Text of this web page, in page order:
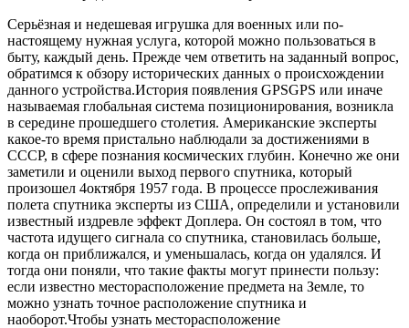
Серьёзная и недешевая игрушка для военных или по-
настоящему нужная услуга, которой можно пользоваться в
быту, каждый день. Прежде чем ответить на заданный вопрос,
обратимся к обзору исторических данных о происхождении
данного устройства.История появления GPSGPS или иначе
называемая глобальная система позиционирования, возникла
в середине прошедшего столетия. Американские эксперты
какое-то время пристально наблюдали за достижениями в
СССР, в сфере познания космических глубин. Конечно же они
заметили и оценили выход первого спутника, который
произошел 4октября 1957 года. В процессе прослеживания
полета спутника эксперты из США, определили и установили
известный издревле эффект Доплера. Он состоял в том, что
частота идущего сигнала со спутника, становилась больше,
когда он приближался, и уменьшалась, когда он удалялся. И
тогда они поняли, что такие факты могут принести пользу:
если известно месторасположение предмета на Земле, то
можно узнать точное расположение спутника и
наоборот.Чтобы узнать месторасположение